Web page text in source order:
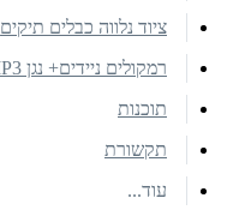
ציוד נלווה כבלים תיקים
רמקולים ניידים+ נגן MP3
תוכנות
תקשורת
עוד...